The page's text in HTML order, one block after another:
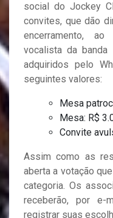
social do Jockey
convites, que dão
encerramento,
vocalista da banda
adquiridos pelo
seguintes valores:
Mesa
Mesa: R$
Convite
Assim como as
aberta a votação
categoria. Os
receberão, por
registrar suas